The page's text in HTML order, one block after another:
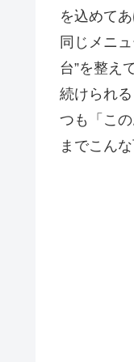
を込めて
同じメニ
台”を整え
続けられ
つも「こ
までこん